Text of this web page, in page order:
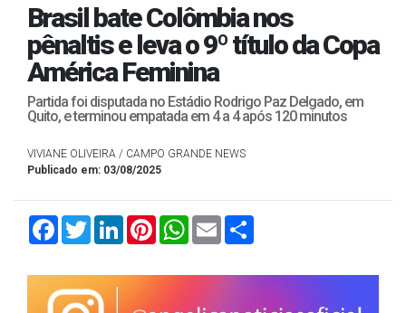
Brasil bate Colômbia nos
pênaltis e leva o 9º título da Copa
América Feminina
Partida foi disputada no Estádio Rodrigo Paz Delgado, em
Quito, e terminou empatada em 4 a 4 após 120 minutos
VIVIANE OLIVEIRA / CAMPO GRANDE NEWS
Publicado em: 03/08/2025
FacebookTwitterLinkedInPinterestWhatsApp
Email